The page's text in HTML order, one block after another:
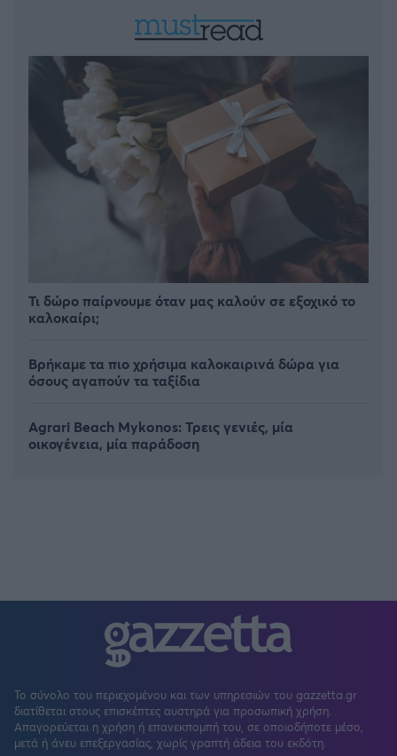
Τι δώρο παίρνουμε όταν μας καλούν σε εξοχικό το
καλοκαίρι;
Βρήκαμε τα πιο χρήσιμα καλοκαιρινά δώρα για
όσους αγαπούν τα ταξίδια
Agrari Beach Mykonos: Τρεις γενιές, μία
οικογένεια, μία παράδοση
Το σύνολο του περιεχομένου και των υπηρεσιών του gazzetta.gr
διατίθεται στους επισκέπτες αυστηρά για προσωπική χρήση.
Απαγορεύεται η χρήση ή επανεκπομπή του, σε οποιοδήποτε μέσο,
μετά ή άνευ επεξεργασίας, χωρίς γραπτή άδεια του εκδότη.